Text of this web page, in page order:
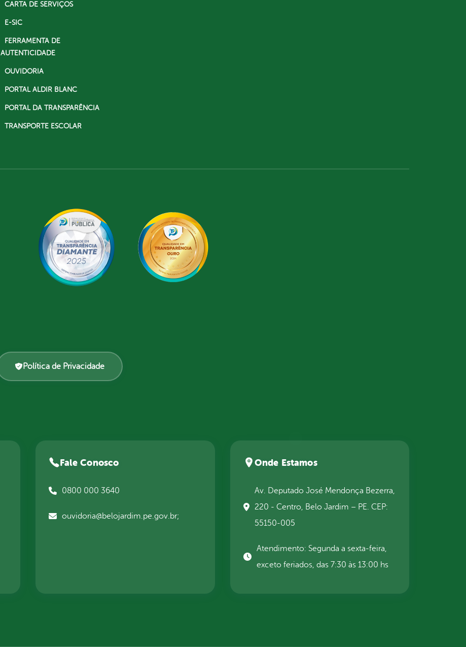
CARTA DE SERVIÇOS
E-SIC
FERRAMENTA DE
AUTENTICIDADE
OUVIDORIA
PORTAL ALDIR BLANC
PORTAL DA TRANSPARÊNCIA
TRANSPORTE ESCOLAR
Política de Privacidade
Fale Conosco
0800 000 3640
ouvidoria@belojardim.pe.gov.br;
Onde Estamos
Av. Deputado José Mendonça Bezerra,
220 - Centro, Belo Jardim – PE. CEP:
55150-005
Atendimento: Segunda a sexta-feira,
exceto feriados, das 7:30 às 13:00 hs